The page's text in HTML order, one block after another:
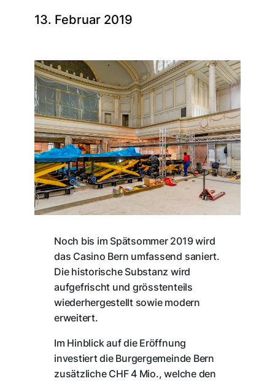
13. Februar 2019
Noch bis im Spätsommer 2019 wird
das Casino Bern umfassend saniert.
Die historische Substanz wird
aufgefrischt und grösstenteils
wiederhergestellt sowie modern
erweitert.
Im Hinblick auf die Eröffnung
investiert die Burgergemeinde Bern
zusätzliche CHF 4 Mio., welche den